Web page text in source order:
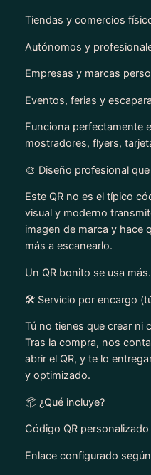
Tiendas y comercios
Autónomos y
Empresas y marcas
Eventos, ferias y
Funciona perfectamente
mostradores, flyers,
🎨 Diseño profesional
Este QR no es el típico
visual y moderno
imagen de marca y hace
más a escanearlo.
Un QR bonito se usa más.
🛠️ Servicio por encargo
Tú no tienes que crear ni
Tras la compra, nos
abrir el QR, y te lo
y optimizado.
📦 ¿Qué incluye?
Código QR personalizado
Enlace configurado